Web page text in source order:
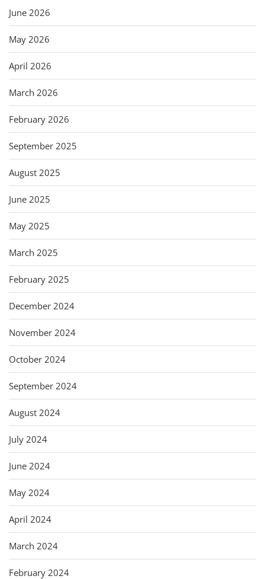
June 2026
May 2026
April 2026
March 2026
February 2026
September 2025
August 2025
June 2025
May 2025
March 2025
February 2025
December 2024
November 2024
October 2024
September 2024
August 2024
July 2024
June 2024
May 2024
April 2024
March 2024
February 2024